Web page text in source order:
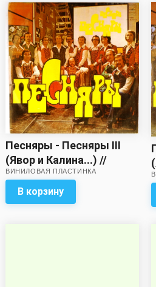
Песняры - Песняры III
(Явор и Калина...) //
Качество звука близко к
хорошему!
ВИНИЛОВАЯ ПЛАСТИНКА
В корзину